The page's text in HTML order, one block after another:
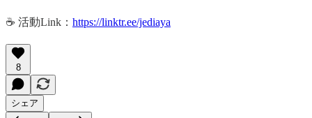
☕️ 活動Link： https://linktr.ee/jediaya
8
シェア